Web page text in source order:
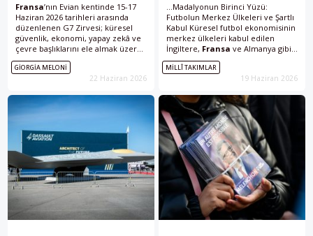
Fransa’nın Evian kentinde 15-17
Haziran 2026 tarihleri arasında
düzenlenen G7 Zirvesi; küresel
güvenlik, ekonomi, yapay zekâ ve
çevre başlıklarını ele almak üzere
toplansa da zirvenin ardından ABD
Başkanı Donald Trump...
GIORGIA MELONI
22 Haziran 2026
...Madalyonun Birinci Yüzü:
Futbolun Merkez Ülkeleri ve Şartlı
Kabul Küresel futbol ekonomisinin
merkez ülkeleri kabul edilen
İngiltere, Fransa ve Almanya gibi
ülkeler dünyanın en nitelikli ve
büyük bütçeli spor altyapılarına...
MILLÎ TAKIMLAR
19 Haziran 2026